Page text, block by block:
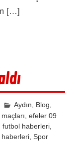
[…]
Aydın Blog
,efeler 09
,futbol haberleri
,Spor